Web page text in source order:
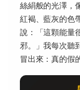
絲絹般的光澤，
紅褐、藍灰的色
說：「這顆能量
邪。」我每次聽
冒出來：真的假